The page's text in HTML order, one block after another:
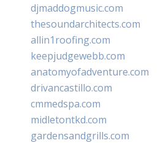
djmaddogmusic.com
thesoundarchitects.com
allin1roofing.com
keepjudgewebb.com
anatomyofadventure.com
drivancastillo.com
cmmedspa.com
midletontkd.com
gardensandgrills.com